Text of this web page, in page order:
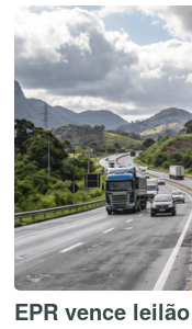
EPR vence